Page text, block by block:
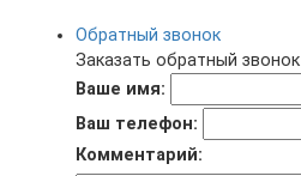
Обратный звонок
Заказать обратный звонок
Ваше имя:
Ваш телефон:
Комментарий: